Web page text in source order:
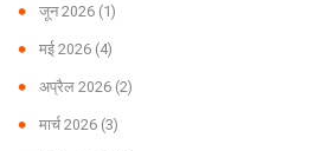
जून 2026 (1)
मई 2026 (4)
अप्रैल 2026 (2)
मार्च 2026 (3)